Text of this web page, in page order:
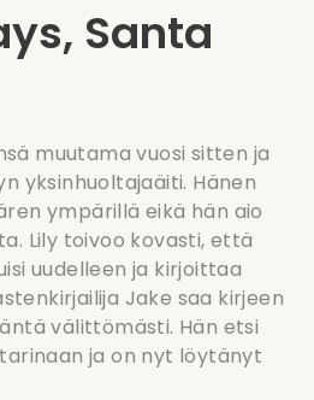
Santa
muutama vuosi sitten ja
yksinhuoltajaäiti. Hänen
ympärillä eikä hän aio
Lily toivoo kovasti, että
uudelleen ja kirjoittaa
Jake saa kirjeen
välittömästi. Hän etsi
ja on nyt löytänyt